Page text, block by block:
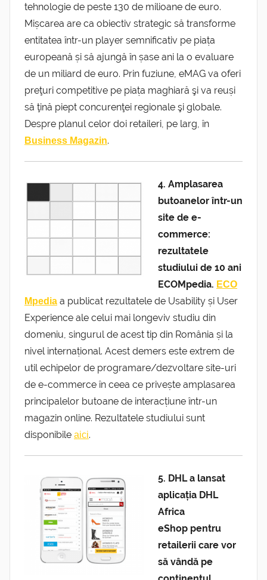
tehnologie de peste 130 de milioane de euro.
Mișcarea are ca obiectiv strategic să transforme
entitatea într-un player semnificativ pe piața
europeană și să ajungă în șase ani la o evaluare
de un miliard de euro. Prin fuziune, eMAG va oferi
preţuri competitive pe piața maghiară şi va reuși
să ţină piept concurenţei regionale şi globale.
Despre planul celor doi retaileri, pe larg, în
Business Magazin.
4. Amplasarea
butoanelor într-un
site de e-
commerce:
rezultatele
studiului de 10 ani
ECOMpedia. ECO
Mpedia a publicat rezultatele de Usability și User
Experience ale celui mai longeviv studiu din
domeniu, singurul de acest tip din România și la
nivel internațional. Acest demers este extrem de
util echipelor de programare/dezvoltare site-uri
de e-commerce în ceea ce privește amplasarea
principalelor butoane de interacțiune într-un
magazin online. Rezultatele studiului sunt
disponibile aici.
5. DHL a lansat
aplicația DHL
Africa
eShop pentru
retailerii care vor
să vândă pe